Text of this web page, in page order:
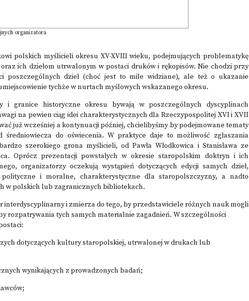
organizatora
polskich myślicieli okresu XV-XVIII wieku, podejmujących problematykę
ich dziełom utrwalonym w postaci druków i rękopisów. Nie chodzi przy
poszczególnych dzieł (choć jest to mile widziane), ale też o ukazanie
tychże w nurtach myślowych wskazanego okresu.
i granice historyczne okresu bywają w poszczególnych dyscyplinach
na pewien ciąg idei charakterystycznych dla Rzeczypospolitej XVI i XVII
już wcześniej a kontynuacji później, chcielibyśmy by podejmowane tematy
średniowiecza do oświecenia. W praktyce daje to możliwość zgłaszania
szerokiego grona myślicieli, od Pawła Włodkowica i Stanisława ze
Oprócz prezentacji powstałych w okresie staropolskim doktryn i ich
organizatorzy oczekują wystąpień dotyczących edycji samych dzieł,
polityczne i moralne, charakterystyczne dla staropolszczyzny, a nadto
w polskich lub zagranicznych bibliotekach.
interdyscyplinarny i zmierza do tego, by przedstawiciele różnych nauk mogli
rozpatrywania tych samych materialnie zagadnień. W szczególności
dotyczących kultury staropolskiej, utrwalonej w drukach lub
wynikających z prowadzonych badań;